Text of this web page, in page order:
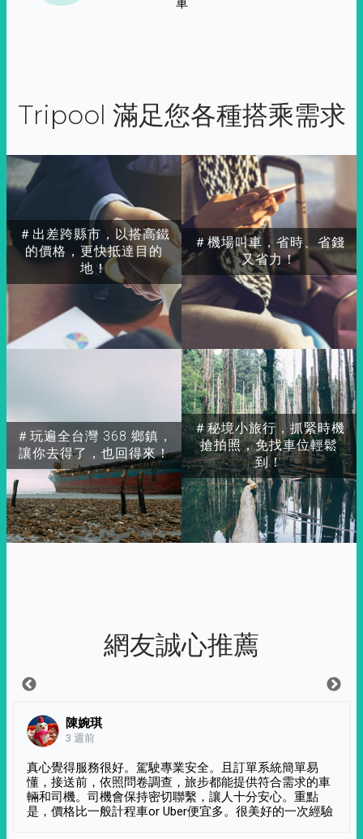
車
Tripool 滿足您各種搭乘需求
＃出差跨縣市，以搭高鐵
的價格，更快抵達目的
地！
＃玩遍全台灣 368 鄉鎮，
讓你去得了，也回得來！
＃秘境小旅行，抓緊時機
搶拍照，免找車位輕鬆
到！
＃機場叫車，省時、省錢
又省力！
網友誠心推薦
陳婉琪
3 週前
真心覺得服務很好。駕駛專業安全。且訂單系統簡單易
懂，接送前，依照問卷調查，旅步都能提供符合需求的車
輛和司機。司機會保持密切聯繫，讓人十分安心。重點
是，價格比一般計程車or Uber便宜多。很美好的一次經驗